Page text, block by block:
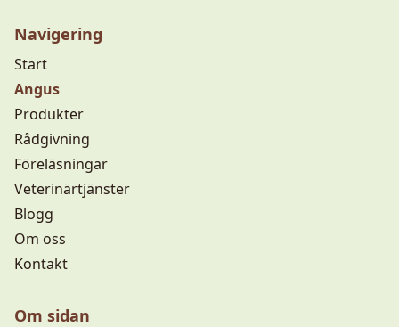
Navigering
Start
Angus
Produkter
Rådgivning
Föreläsningar
Veterinärtjänster
Blogg
Om oss
Kontakt
Om sidan